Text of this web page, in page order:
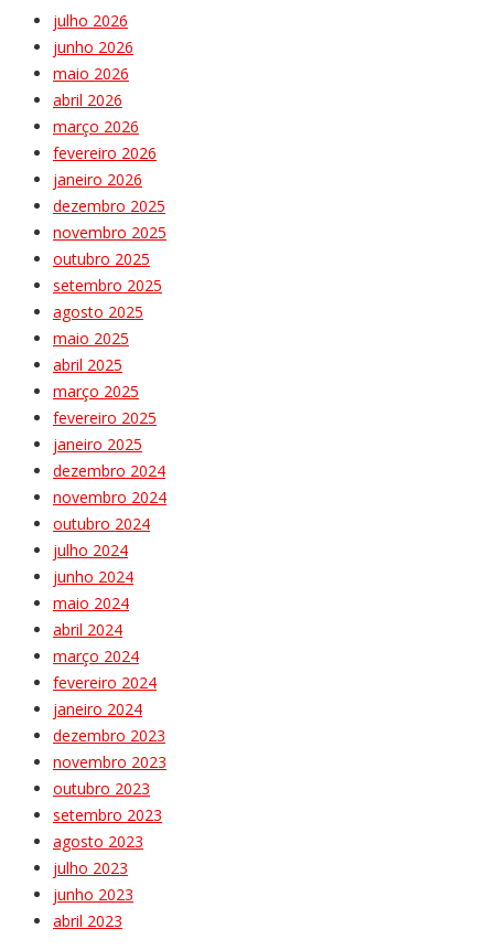
julho 2026
junho 2026
maio 2026
abril 2026
março 2026
fevereiro 2026
janeiro 2026
dezembro 2025
novembro 2025
outubro 2025
setembro 2025
agosto 2025
maio 2025
abril 2025
março 2025
fevereiro 2025
janeiro 2025
dezembro 2024
novembro 2024
outubro 2024
julho 2024
junho 2024
maio 2024
abril 2024
março 2024
fevereiro 2024
janeiro 2024
dezembro 2023
novembro 2023
outubro 2023
setembro 2023
agosto 2023
julho 2023
junho 2023
abril 2023